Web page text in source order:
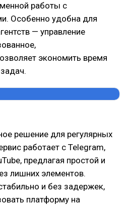
работы с
Особенно удобна для
— управление
экономить время
решение для регулярных
работает с Telegram,
предлагая простой и
лишних элементов.
и без задержек,
платформу на